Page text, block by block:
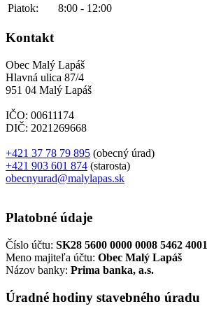
Piatok:
8:00 - 12:00
Kontakt
Obec Malý Lapáš
Hlavná ulica 87/4
951 04 Malý Lapáš
IČO: 00611174
DIČ: 2021269668
+421 37 78 79 895 (obecný úrad)
+421 903 601 874 (starosta)
obecnyurad@malylapas.sk
Platobné údaje
Číslo účtu: SK28 5600 0000 0008 5462 4001
Meno majiteľa účtu: Obec Malý Lapáš
Názov banky: Prima banka, a.s.
Úradné hodiny stavebného úradu